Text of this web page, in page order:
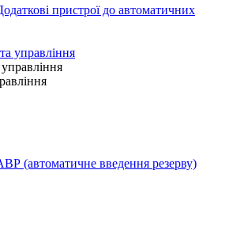
пристрої до автоматичних
управління
(автоматичне введення резерву)